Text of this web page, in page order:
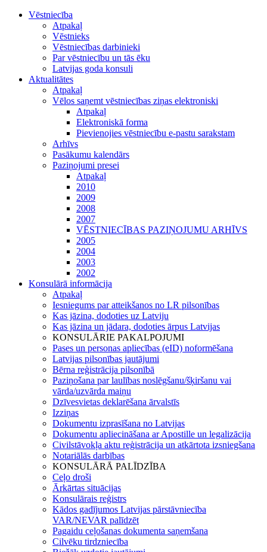
Vēstniecība
Atpakaļ
Vēstnieks
Vēstniecības darbinieki
Par vēstniecību un tās ēku
Latvijas goda konsuli
Aktualitātes
Atpakaļ
Vēlos saņemt vēstniecības ziņas elektroniski
Atpakaļ
Elektroniskā forma
Pievienojies vēstniecību e-pastu sarakstam
Arhīvs
Pasākumu kalendārs
Paziņojumi presei
Atpakaļ
2010
2009
2008
2007
VĒSTNIECĪBAS PAZIŅOJUMU ARHĪVS
2005
2004
2003
2002
Konsulārā informācija
Atpakaļ
Iesniegums par atteikšanos no LR pilsonības
Kas jāzina, dodoties uz Latviju
Kas jāzina un jādara, dodoties ārpus Latvijas
KONSULĀRIE PAKALPOJUMI
Pases un personas apliecības (eID) noformēšana
Latvijas pilsonības jautājumi
Bērna reģistrācija pilsonībā
Paziņošana par laulības noslēgšanu/šķiršanu vai
vārda/uzvārda maiņu
Dzīvesvietas deklarēšana ārvalstīs
Izziņas
Dokumentu izprasīšana no Latvijas
Dokumentu apliecināšana ar Apostille un legalizācija
Civilstāvokļa aktu reģistrācija un atkārtota izsniegšana
Notariālās darbības
KONSULĀRĀ PALĪDZĪBA
Ceļo droši
Ārkārtas situācijas
Konsulārais reģistrs
Kādos gadījumos Latvijas pārstāvniecība
VAR/NEVAR palīdzēt
Pagaidu ceļošanas dokumenta saņemšana
Cilvēku tirdzniecība